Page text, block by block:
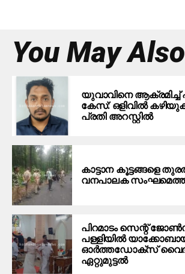
You May
യുവാവിനെ ആക്രമിച്ച്
കേസ്: ഒളിവില്‍
പ്രതി അറസ്റ്റില്‍
കാട്ടാന കൂട്ടങ്ങളെ
വനപാലക
പിറമാടം സെന്റ്
പള്ളിയില്‍
ഓര്‍ത്തഡോക്‌സ്
ഏറ്റുമുട്ടല്‍